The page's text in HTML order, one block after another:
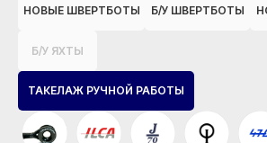
НОВЫЕ ШВЕРТБОТЫ Б/У ШВЕРТБОТЫ
Б/У ЯХТЫ
ТАКЕЛАЖ РУЧНОЙ РАБОТЫ